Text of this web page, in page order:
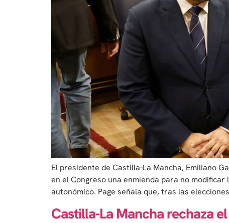
El presidente de Castilla-La Mancha, Emiliano
en el Congreso una enmienda para no
autonómico. Page señala que, tras las
Castilla-La Mancha rechaza